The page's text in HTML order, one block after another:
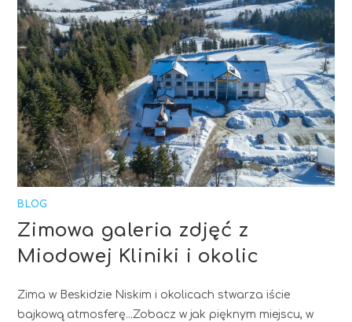
BLOG
Zimowa galeria zdjęć z
Miodowej Kliniki i okolic
Zima w Beskidzie Niskim i okolicach stwarza iście
bajkową atmosferę...Zobacz w jak pięknym miejscu, w